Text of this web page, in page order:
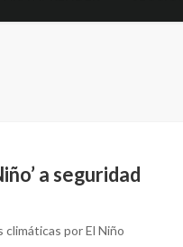
a seguridad
climáticas por El Niño